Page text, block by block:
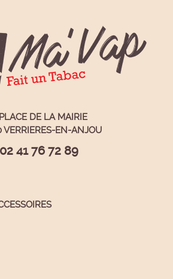
DE LA MAIRIE
VERRIERES-EN-ANJOU
02 41 76 72 89